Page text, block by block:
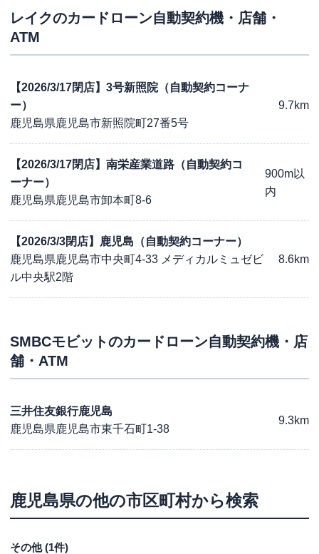
レイクのカードローン自動契約機・店舗・
ATM
【2026/3/17閉店】3号新照院（自動契約コーナ
ー）
鹿児島県鹿児島市新照院町27番5号
9.7km
【2026/3/17閉店】南栄産業道路（自動契約コ
ーナー）
鹿児島県鹿児島市卸本町8-6
900m以
内
【2026/3/3閉店】鹿児島（自動契約コーナー）
鹿児島県鹿児島市中央町4-33 メディカルミュゼビ
ル中央駅2階
8.6km
SMBCモビットのカードローン自動契約機・店
舗・ATM
三井住友銀行鹿児島
鹿児島県鹿児島市東千石町1-38
9.3km
鹿児島県の他の市区町村から検索
その他(1件)